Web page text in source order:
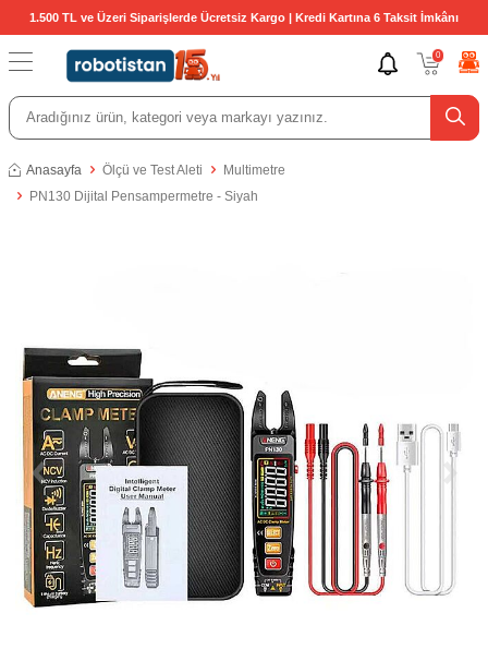
1.500 TL ve Üzeri Siparişlerde Ücretsiz Kargo | Kredi Kartına 6 Taksit İmkânı
0
Anasayfa Ölçü ve Test Aleti
Multimetre
PN130 Dijital Pensampermetre - Siyah